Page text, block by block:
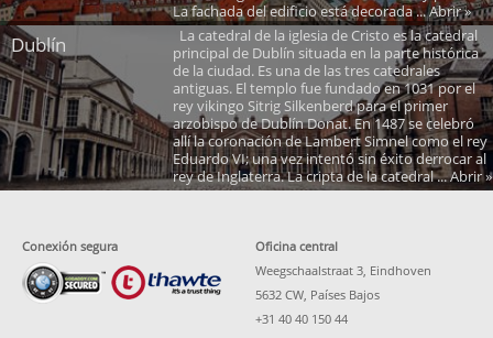
La fachada del edificio está decorada ... Abrir »
Dublín
La catedral de la iglesia de Cristo es la catedral
principal de Dublín situada en la parte histórica
de la ciudad. Es una de las tres catedrales
antiguas. El templo fue fundado en 1031 por el
rey vikingo Sitrig Silkenberd para el primer
arzobispo de Dublín Donat. En 1487 se celebró
allí la coronación de Lambert Simnel como el rey
Eduardo VI; una vez intentó sin éxito derrocar al
rey de Inglaterra. La cripta de la catedral ... Abrir »
Conexión segura
Oficina central
Weegschaalstraat 3, Eindhoven
5632 CW, Países Bajos
+31 40 40 150 44